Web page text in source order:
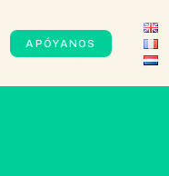
APÓYANOS